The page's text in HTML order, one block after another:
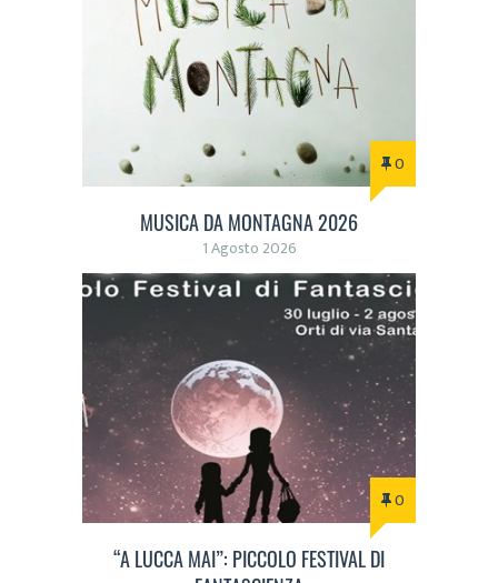
0
MUSICA DA MONTAGNA 2026
1 Agosto 2026
0
“A LUCCA MAI”: PICCOLO FESTIVAL DI